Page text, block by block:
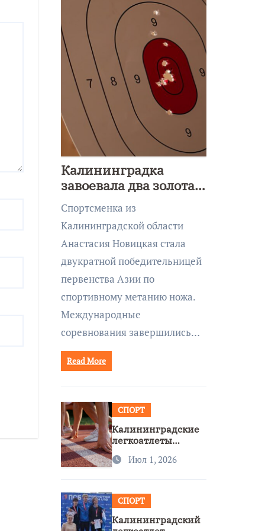
Калининградка
завоевала два золота
первенства Азии по
метанию ножа
Спортсменка из
Калининградской области
Анастасия Новицкая стала
двукратной победительницей
первенства Азии по
спортивному метанию ножа.
Международные
соревнования завершились…
Read More
СПОРТ
Калининградские
легкоатлеты
бронзы на
Июл 1, 2026
СПОРТ
Калининградский